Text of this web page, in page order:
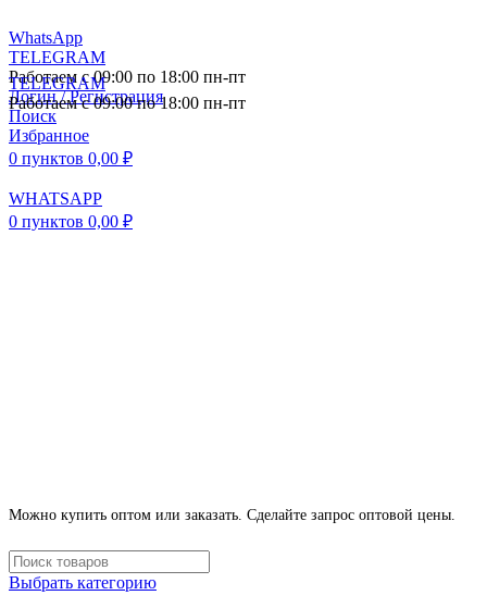
WhatsApp
TELEGRAM
Работаем с 09:00 по 18:00 пн-пт
Логин / Регистрация
Поиск
Избранное
0 пунктов 0,00 ₽
WHATSAPP
0 пунктов 0,00 ₽
TELEGRAM
Работаем с 09:00 по 18:00 пн-пт
Можно купить оптом или заказать. Сделайте запрос оптовой цены.
Выбрать категорию